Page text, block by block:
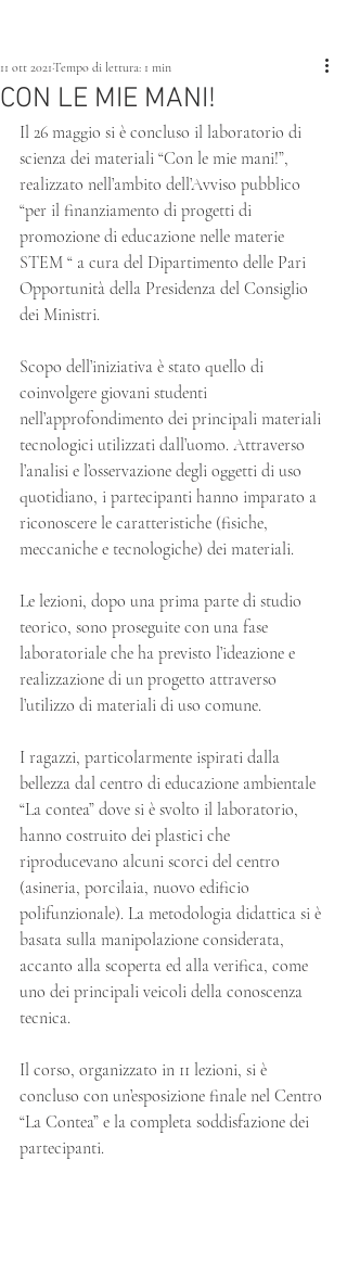
CON LE MIE MANI!
11 ott 2021Tempo di lettura: 1 min
Il 26 maggio si è concluso il laboratorio di
scienza dei materiali “Con le mie mani!”,
realizzato nell’ambito dell’Avviso pubblico
“per il finanziamento di progetti di
promozione di educazione nelle materie
STEM “ a cura del Dipartimento delle Pari
Opportunità della Presidenza del Consiglio
dei Ministri.
Scopo dell’iniziativa è stato quello di
coinvolgere giovani studenti
nell’approfondimento dei principali materiali
tecnologici utilizzati dall’uomo. Attraverso
l’analisi e l’osservazione degli oggetti di uso
quotidiano, i partecipanti hanno imparato a
riconoscere le caratteristiche (fisiche,
meccaniche e tecnologiche) dei materiali.
Le lezioni, dopo una prima parte di studio
teorico, sono proseguite con una fase
laboratoriale che ha previsto l’ideazione e
realizzazione di un progetto attraverso
l’utilizzo di materiali di uso comune.
I ragazzi, particolarmente ispirati dalla
bellezza dal centro di educazione ambientale
“La contea” dove si è svolto il laboratorio,
hanno costruito dei plastici che
riproducevano alcuni scorci del centro
(asineria, porcilaia, nuovo edificio
polifunzionale). La metodologia didattica si è
basata sulla manipolazione considerata,
accanto alla scoperta ed alla verifica, come
uno dei principali veicoli della conoscenza
tecnica.
Il corso, organizzato in 11 lezioni, si è
concluso con un’esposizione finale nel Centro
“La Contea” e la completa soddisfazione dei
partecipanti.